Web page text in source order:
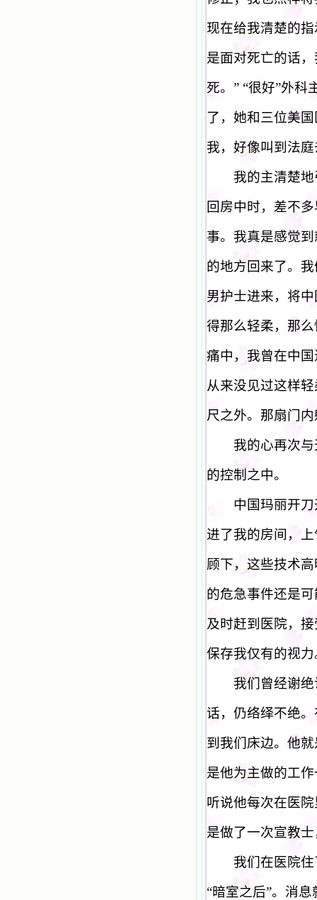
现在给我清楚的
是面对死亡的话
死。 ” “很好”外科
了，她和三位美
我，好像叫到法
我的主清楚地
回房中时，差不
事。我真是感觉
的地方回来了。
男护士进来，将
得那么轻柔，那
痛中，我曾在中
从来没见过这样
尺之外。那扇门
我的心再次与
的控制之中。
中国玛丽开刀
进了我的房间，
顾下，这些技术
的危急事件还是
及时赶到医院，
保存我仅有的视力
我们曾经谢绝
话，仍络绎不绝
到我们床边。他
是他为主做的工
听说他每次在医
是做了一次宣教
我们在医院住
“暗室之后”。消息